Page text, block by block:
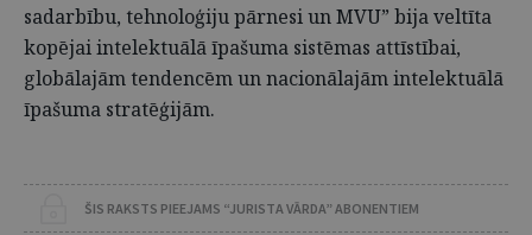
sadarbību, tehnoloģiju pārnesi un MVU” bija veltīta
kopējai intelektuālā īpašuma sistēmas attīstībai,
globālajām tendencēm un nacionālajām intelektuālā
īpašuma stratēģijām.
ŠIS RAKSTS PIEEJAMS “JURISTA VĀRDA” ABONENTIEM